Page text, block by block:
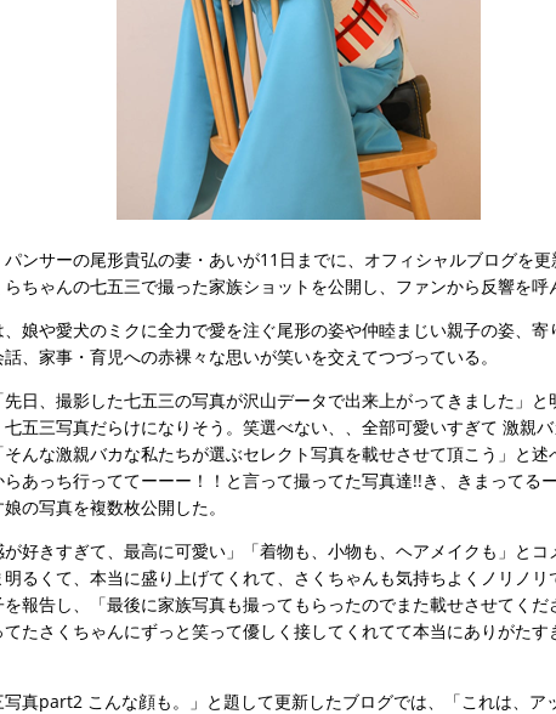
ンサーの尾形貴弘の妻・あいが11日までに、オフィシャルブログを更
ちゃんの七五三で撮った家族ショットを公開し、ファンから反響を呼
娘や愛犬のミクに全力で愛を注ぐ尾形の姿や仲睦まじい親子の姿、寄
、家事・育児への赤裸々な思いが笑いを交えてつづっている。
先日、撮影した七五三の写真が沢山データで出来上がってきました」と
七五三写真だらけになりそう。笑選べない、、全部可愛いすぎて 激親
んな激親バカな私たちが選ぶセレクト写真を載せさせて頂こう」と
あっち行っててーーー！！と言って撮ってた写真達!!き、きまってる
の写真を複数枚公開した。
好きすぎて、最高に可愛い」「着物も、小物も、ヘアメイクも」とコ
るくて、本当に盛り上げてくれて、さくちゃんも気持ちよくノリノリ
を報告し、「最後に家族写真も撮ってもらったのでまた載せさせてく
たさくちゃんにずっと笑って優しく接してくれてて本当にありがたす
真part2 こんな顔も。」と題して更新したブログでは、「これは、ア